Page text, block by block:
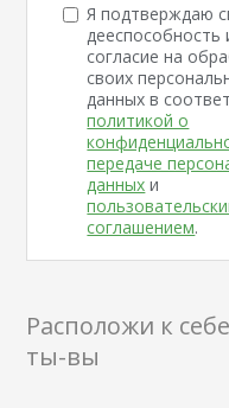
Я подтверждаю
дееспособность
согласие на
своих
данных в
политикой о
передаче
данных и
соглашением.
Расположи к
ты-вы